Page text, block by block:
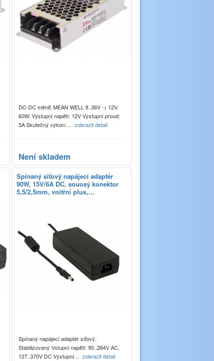
DC-DC měnič MEAN WELL 9..36V -> 12V,
60W. Výstupní napětí: 12V Výstupní proud:
5A Skutečný výkon:… zobrazit detail
Není skladem
Spínaný síťový napájecí adaptér
90W, 15V/6A DC, souosý konektor
5,5/2,5mm, vnitřní plus,…
Spínaný napájecí adaptér síťový,
Stabilizovaný Vstupní napětí: 90..264V AC,
127..370V DC Výstupní… zobrazit detail